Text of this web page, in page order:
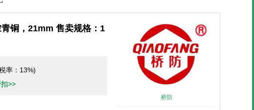
铜，21mm 售卖规格：1
率：13%)
>>
桥防